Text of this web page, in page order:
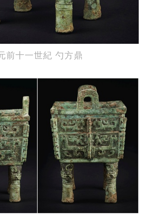
前十一世紀 勺方鼎